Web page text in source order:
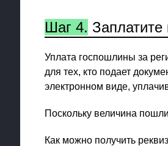
Шаг 4.
Уплата госпошлины за
для тех, кто подает
электронном виде,
Поскольку величина
Как можно получить